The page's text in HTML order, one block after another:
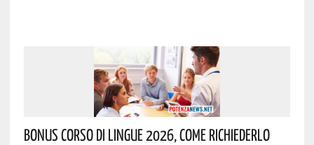
Bonus Corso Di Lingue 2026, Come Richiederlo